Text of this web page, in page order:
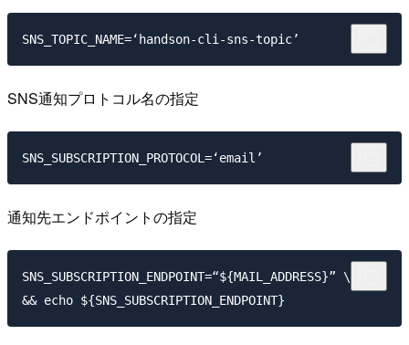
SNS通知プロトコル名の指定
通知先エンドポイントの指定
SNS_SUBSCRIPTION_ENDPOINT=“${MAIL_ADDRESS}” \